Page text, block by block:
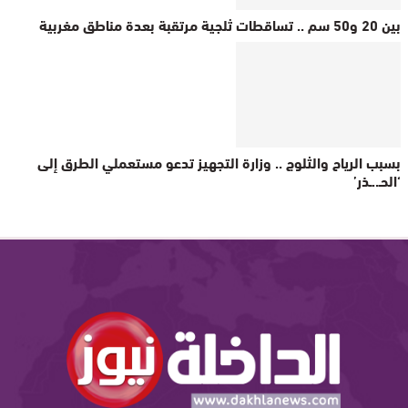
بين 20 و50 سم .. تساقطات ثلجية مرتقبة بعدة مناطق مغربية
بسبب الرياح والثلوج .. وزارة التجهيز تدعو مستعملي الطرق إلى
‘الحـ..ـذر’